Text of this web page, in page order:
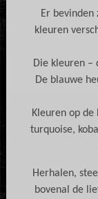
Er
kleuren
Die kleuren –
De blauwe
Kleuren op
turquoise,
Herhalen,
bovenal de